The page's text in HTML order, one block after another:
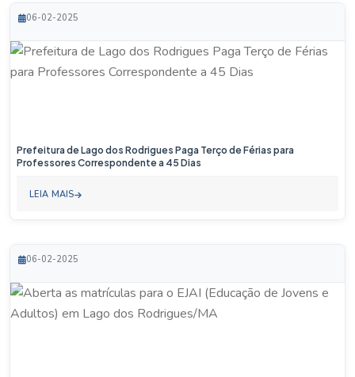
06-02-2025
Prefeitura de Lago dos Rodrigues Paga Terço de Férias para
Professores Correspondente a 45 Dias
LEIA MAIS
06-02-2025